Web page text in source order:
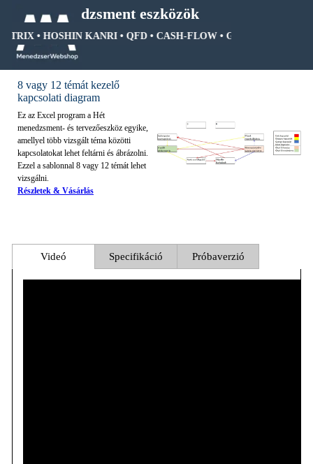
Menedzsment eszközök
• HOSHIN KANRI • QFD • CASH-FLOW • GANTT DIAGRAM
Ugrás a menüre
8 vagy 12 témát kezelő
kapcsolati diagram
Ez az Excel program a Hét
menedzsment- és tervezőeszköz egyike,
amellyel több vizsgált téma közötti
kapcsolatokat lehet feltárni és ábrázolni.
Ezzel a sablonnal 8 vagy 12 témát lehet
vizsgálni.
Részletek & Vásárlás
Videó Specifikáció Próbaverzió